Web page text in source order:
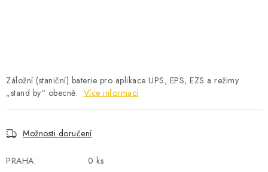
FOTOVOLTAIKA
Záložní (staniční) baterie pro aplikace UPS, EPS, EZS a režimy
„stand by“ obecně. Více informací
Možnosti doručení
PRAHA:
0 ks